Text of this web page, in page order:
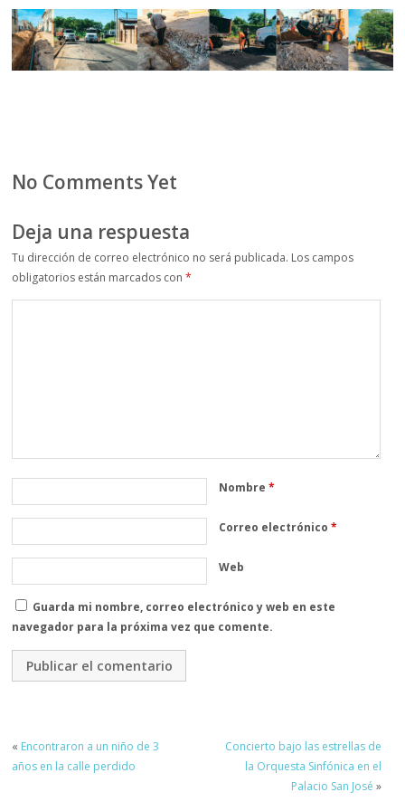
No Comments Yet
Deja una respuesta
Tu dirección de correo electrónico no será publicada. Los campos
obligatorios están marcados con*
Nombre*
Correo electrónico*
Web
Guarda mi nombre, correo electrónico y web en este
navegador para la próxima vez que comente.
« Encontraron a un niño de 3
años en la calle perdido
Concierto bajo las estrellas de
la Orquesta Sinfónica en el
Palacio San José »